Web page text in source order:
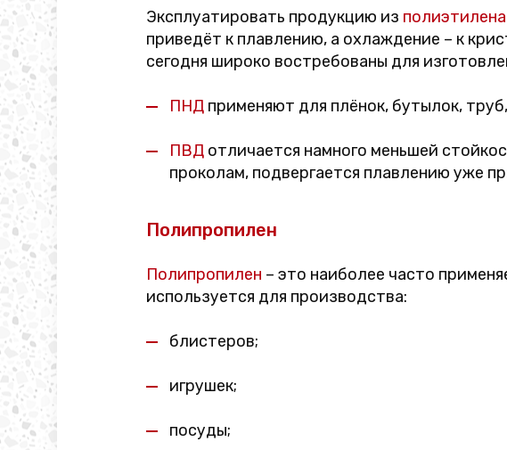
Эксплуатировать продукцию из полиэтилена
приведёт к плавлению, а охлаждение – к
сегодня широко востребованы для
ПНД применяют для плёнок, бутылок,
ПВД отличается намного меньшей
проколам, подвергается плавлению уже
Полипропилен
Полипропилен – это наиболее часто
используется для производства:
блистеров;
игрушек;
посуды;